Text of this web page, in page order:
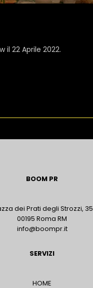
il 22 Aprile 2022.
BOOM PR
dei Prati degli Strozzi, 35
00195 Roma RM
info@boompr.it
SERVIZI
HOME